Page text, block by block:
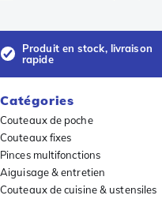
Produit en stock, livraison
rapide
Catégories
Couteaux de poche
Couteaux fixes
Pinces multifonctions
Aiguisage & entretien
Couteaux de cuisine & ustensiles